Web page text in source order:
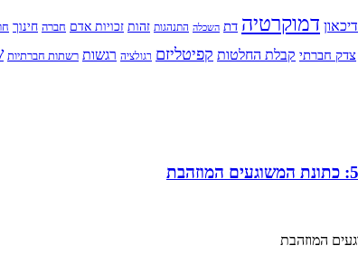
דיכאון דמוקרטיה דת השכלה התנהגות זהות זכויות אדם חברה חינוך
צדק חברתי קבלת החלטות קפיטליזם רגולציה רגשות רשתות חברתיות